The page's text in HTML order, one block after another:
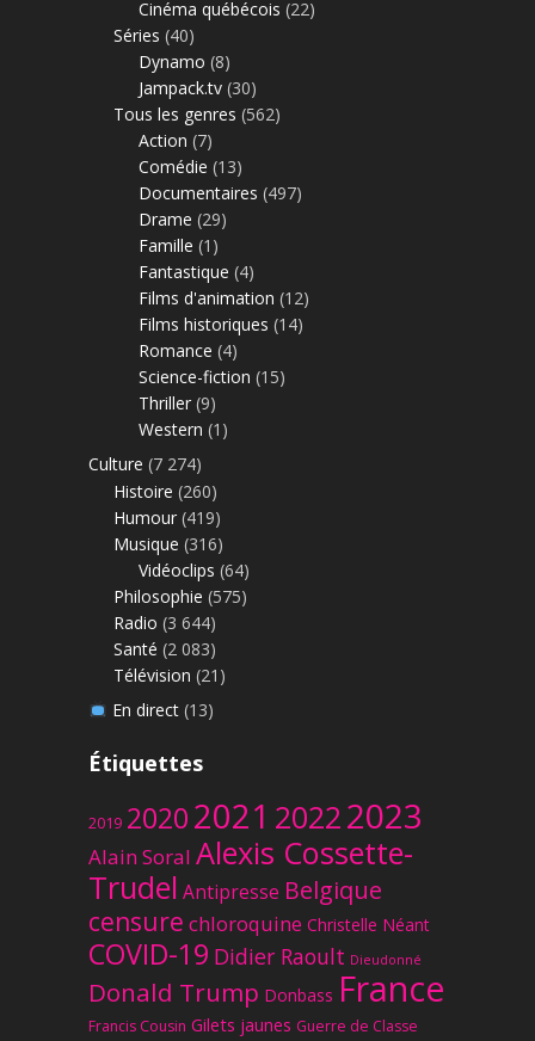
Cinéma québécois (22)
Séries (40)
Dynamo (8)
Jampack.tv (30)
Tous les genres (562)
Action (7)
Comédie (13)
Documentaires (497)
Drame (29)
Famille (1)
Fantastique (4)
Films d'animation (12)
Films historiques (14)
Romance (4)
Science-fiction (15)
Thriller (9)
Western (1)
Culture (7 274)
Histoire (260)
Humour (419)
Musique (316)
Vidéoclips (64)
Philosophie (575)
Radio (3 644)
Santé (2 083)
Télévision (21)
En direct(13)
Étiquettes
2019 20202021 20222023
Alain Soral Alexis Cossette-
Trudel Antipresse Belgique
censure chloroquine Christelle Néant
COVID-19 Didier Raoult Dieudonné
Donald Trump Donbass France
Francis Cousin Gilets jaunes Guerre de Classe